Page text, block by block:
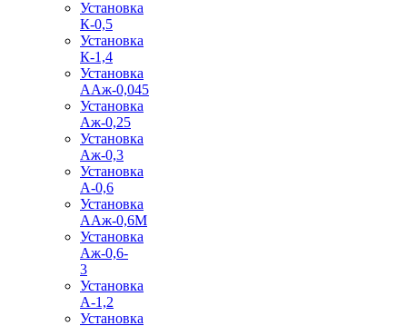
Установка
К-0,5
Установка
К-1,4
Установка
ААж-0,045
Установка
Аж-0,25
Установка
Аж-0,3
Установка
А-0,6
Установка
ААж-0,6М
Установка
Аж-0,6-
3
Установка
А-1,2
Установка